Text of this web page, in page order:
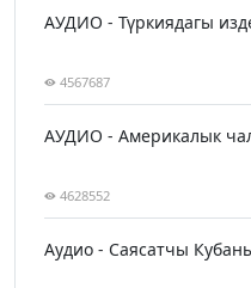
АУДИО - Түркиядагы
4567687
АУДИО - Америкалык
4628552
Аудио - Саясатчы